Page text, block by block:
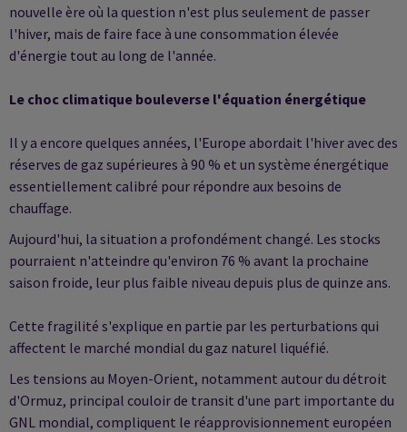
nouvelle ère où la question n'est plus seulement de passer
l'hiver, mais de faire face à une consommation élevée
d'énergie tout au long de l'année.
Le choc climatique bouleverse l'équation énergétique
Il y a encore quelques années, l'Europe abordait l'hiver avec des
réserves de gaz supérieures à 90 % et un système énergétique
essentiellement calibré pour répondre aux besoins de
chauffage.
Aujourd'hui, la situation a profondément changé. Les stocks
pourraient n'atteindre qu'environ 76 % avant la prochaine
saison froide, leur plus faible niveau depuis plus de quinze ans.
Cette fragilité s'explique en partie par les perturbations qui
affectent le marché mondial du gaz naturel liquéfié.
Les tensions au Moyen-Orient, notamment autour du détroit
d'Ormuz, principal couloir de transit d'une part importante du
GNL mondial, compliquent le réapprovisionnement européen